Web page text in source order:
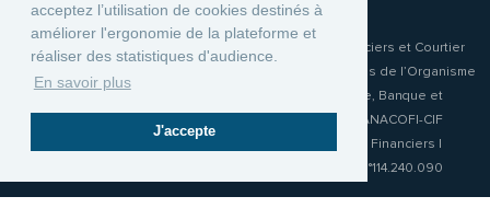
acceptez l’utilisation de cookies destinés à
améliorer l'ergonomie de la plateforme et
réaliser des statistiques d'audience.
En savoir plus
J'accepte
Anaxago Patrimony, conseiller en Investissements Financiers et Courtier
d'Assurance ou de réassurance (COA) immatriculée auprès de l’Organisme
pour le Registre unique des Intermédiaires en Assurance, Banque et
Finance (ORIAS) sous le numéro 19001970. Membre de l'ANACOFI-CIF
n°E009115 association agréée par l'Autorité des Marchés Financiers |
Responsabilité Civile Professionnelle MMA IARD Police n°114.240.090